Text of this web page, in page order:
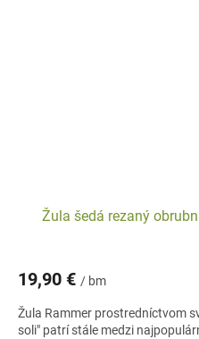
Žula šedá rezaný
19,90 € / bm
Žula Rammer prostredníctvom
soli" patrí stále medzi